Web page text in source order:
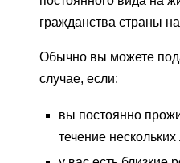
гражданства страны
Обычно вы можете
случае, если:
вы постоянно
течение нескольких